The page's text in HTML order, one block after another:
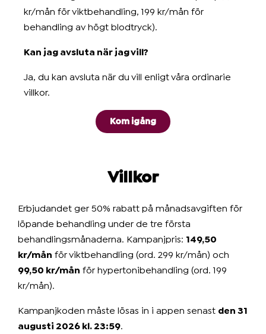
kr/mån för viktbehandling, 199 kr/mån för
behandling av högt blodtryck).
Kan jag avsluta när jag vill?
Ja, du kan avsluta när du vill enligt våra ordinarie
villkor.
Kom igång
Villkor
Erbjudandet ger 50% rabatt på månadsavgiften för
löpande behandling under de tre första
behandlingsmånaderna. Kampanjpris: 149,50
kr/mån för viktbehandling (ord. 299 kr/mån) och
99,50 kr/mån för hypertonibehandling (ord. 199
kr/mån).
Kampanjkoden måste lösas in i appen senast den 31
augusti 2026 kl. 23:59.